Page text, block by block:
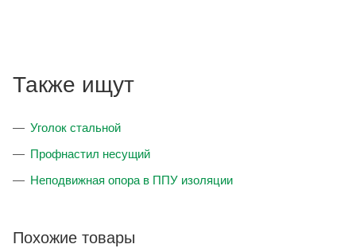
Также ищут
Уголок стальной
Профнастил несущий
Неподвижная опора в ППУ изоляции
Похожие товары